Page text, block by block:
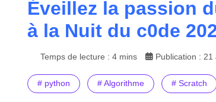
Éveillez la passion
à la Nuit du c0de
Temps de lecture : 4 mins Publication :
# python # Algorithme # Scratch